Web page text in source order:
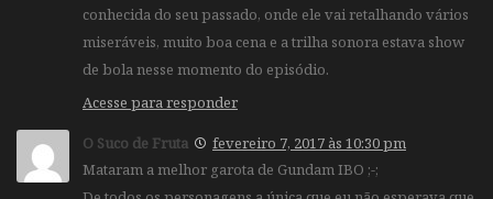
conhecida do seu passado, onde ele vai retalhando vários
miseráveis, muito boa cena e a trilha sonora estava show
de bola nesse momento do episódio.
Acesse para responder
O Suco de Fruta
fevereiro 7, 2017 às 10:30 pm
Mataram a melhor garota de Gundam IBO ;-;